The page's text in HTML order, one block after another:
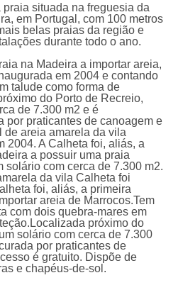
situada na freguesia da
em Portugal, com 100 metros
belas praias da região e
durante todo o ano.
na Madeira a importar areia,
em 2004 e contando
talude como forma de
do Porto de Recreio,
de 7.300 m2 e é
por praticantes de canoagem e
areia amarela da vila
2004. A Calheta foi, aliás, a
a possuir uma praia
solário com cerca de 7.300 m2.
da vila Calheta foi
foi, aliás, a primeira
areia de Marrocos.Tem
com dois quebra-mares em
próximo do
solário com cerca de 7.300
por praticantes de
é gratuito. Dispõe de
e chapéus-de-sol.